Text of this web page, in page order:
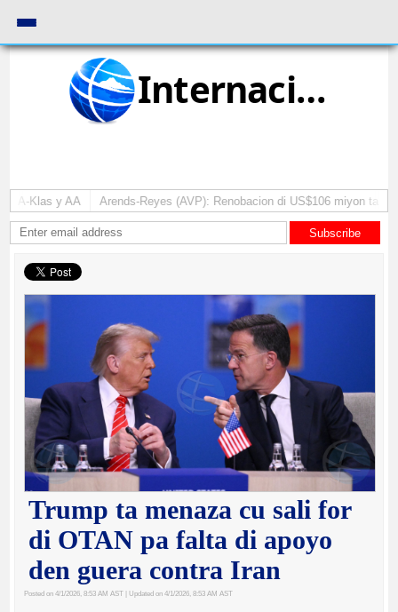
Internacional
A-Klas y AA Arends-Reyes (AVP): Renobacion di US$106 miyon ta
Subscribe
Trump ta menaza cu sali for
di OTAN pa falta di apoyo
den guera contra Iran
Posted on 4/1/2026, 8:53 AM AST | Updated on 4/1/2026, 8:53 AM AST